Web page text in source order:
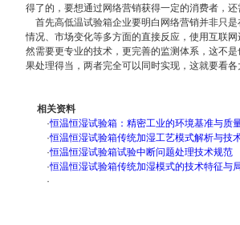
得了的，要想通过网络营销获得一定的消费者，
首先高低温试验箱企业要明白网络营销并非只
情况、市场变化等多方面的直接反应，使用互联
然需要更专业的技术，更完善的监测体系，这不
果处理得当，两者完全可以同时实现，这就要看各
相关资料
·恒温恒湿试验箱：精密工业的环境基准与质
·恒温恒湿试验箱传统加湿工艺模式解析与技
·恒温恒湿试验箱试验中断问题处理技术规范
·恒温恒湿试验箱传统加湿模式的技术特征与
·